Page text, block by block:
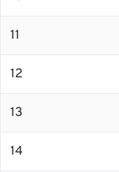
11
12
13
14